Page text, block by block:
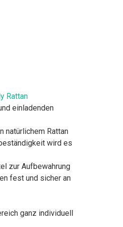
Rattan
einladenden
natürlichem Rattan
wird es
zur Aufbewahrung
fest und sicher an
ganz individuell